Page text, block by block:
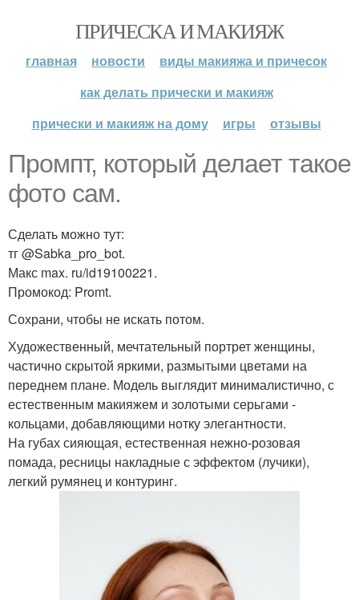
ПРИЧЕСКА И МАКИЯЖ
главная новости
виды макияжа и причесок
как делать прически и макияж
прически и макияж на дому
игры отзывы
Промпт, который делает такое
фото сам.
Сделать можно тут:
тг @Sabka_pro_bot.
Макс max. ru/id19100221.
Промокод: Promt.
Сохрани, чтобы не искать потом.
Художественный, мечтательный портрет женщины,
частично скрытой яркими, размытыми цветами на
переднем плане. Модель выглядит минималистично, с
естественным макияжем и золотыми серьгами -
кольцами, добавляющими нотку элегантности.
На губах сияющая, естественная нежно-розовая
помада, ресницы накладные с эффектом (лучики),
легкий румянец и контуринг.